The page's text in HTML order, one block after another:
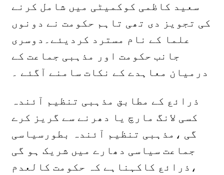
سعید کاظمی کوکمیٹی میں شامل کرنے
کی تجویز دی تھی تاہم حکومت نے دونوں
علما کے نام مسترد کردیئے۔دوسری
جانب حکومت اور مذہبی جماعت کے
درمیان معاہدے کے نکات سامنے آگئے ۔
ذرائع کے مطابق مذہبی تنظیم آئندہ
کسی لانگ مارچ یا دھرنے سے گریز کرے
گی ،مذہبی تنظیم آئندہ بطورسیاسی
جماعت سیاسی دھارے میں شریک ہو گی
،ذرائع کاکہناہے کہ حکومت کالعدم